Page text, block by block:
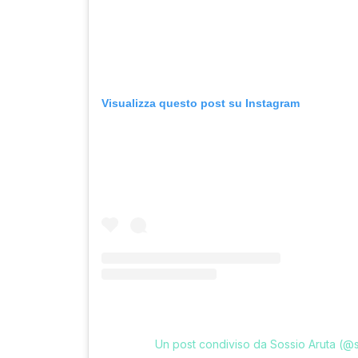
Visualizza questo post su Instagram
Un post condiviso da Sossio Aruta